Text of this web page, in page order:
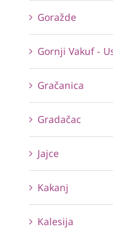
Goražde
Gornji Vakuf -
Gračanica
Gradačac
Jajce
Kakanj
Kalesija